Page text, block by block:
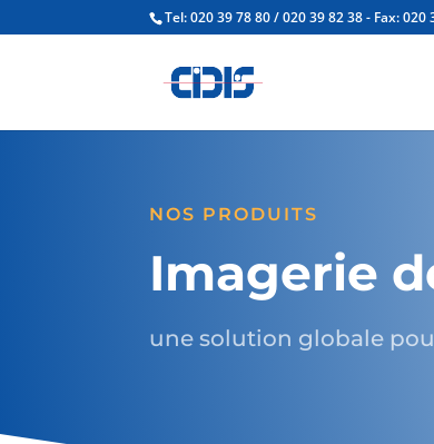
Tel: 020 39 78 80 / 020 39 82 38 - Fax: 020
NOS PRODUITS
Imagerie
une solution globale